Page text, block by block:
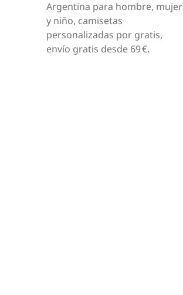
Argentina para hombre, mujer
y niño, camisetas
personalizadas por gratis,
envío gratis desde 69 €.